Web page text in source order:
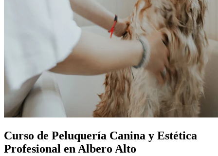
Curso de Peluquería Canina y Estética
Profesional en Albero Alto